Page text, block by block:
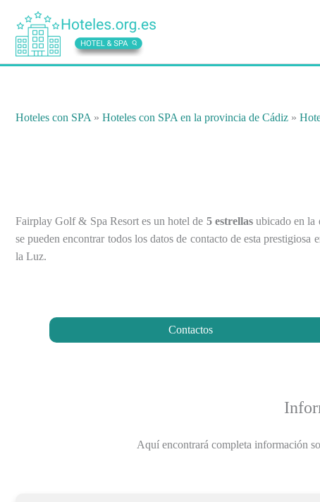
contenido
Hoteles con SPA » Hoteles con SPA en la provincia de Cádiz »
Fairplay Golf & Spa Resort es un hotel de 5 estrellasubicado en la
se pueden encontrar todos los datos de contacto de esta
la Luz.
Contactos
Aquí encontrará completa información